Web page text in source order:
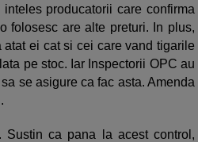
producatorii care confirma
folosesc are alte preturi. In plus,
ei cat si cei care vand tigarile
pe stoc. Iar Inspectorii OPC au
se asigure ca fac asta. Amenda
Sustin ca pana la acest control,